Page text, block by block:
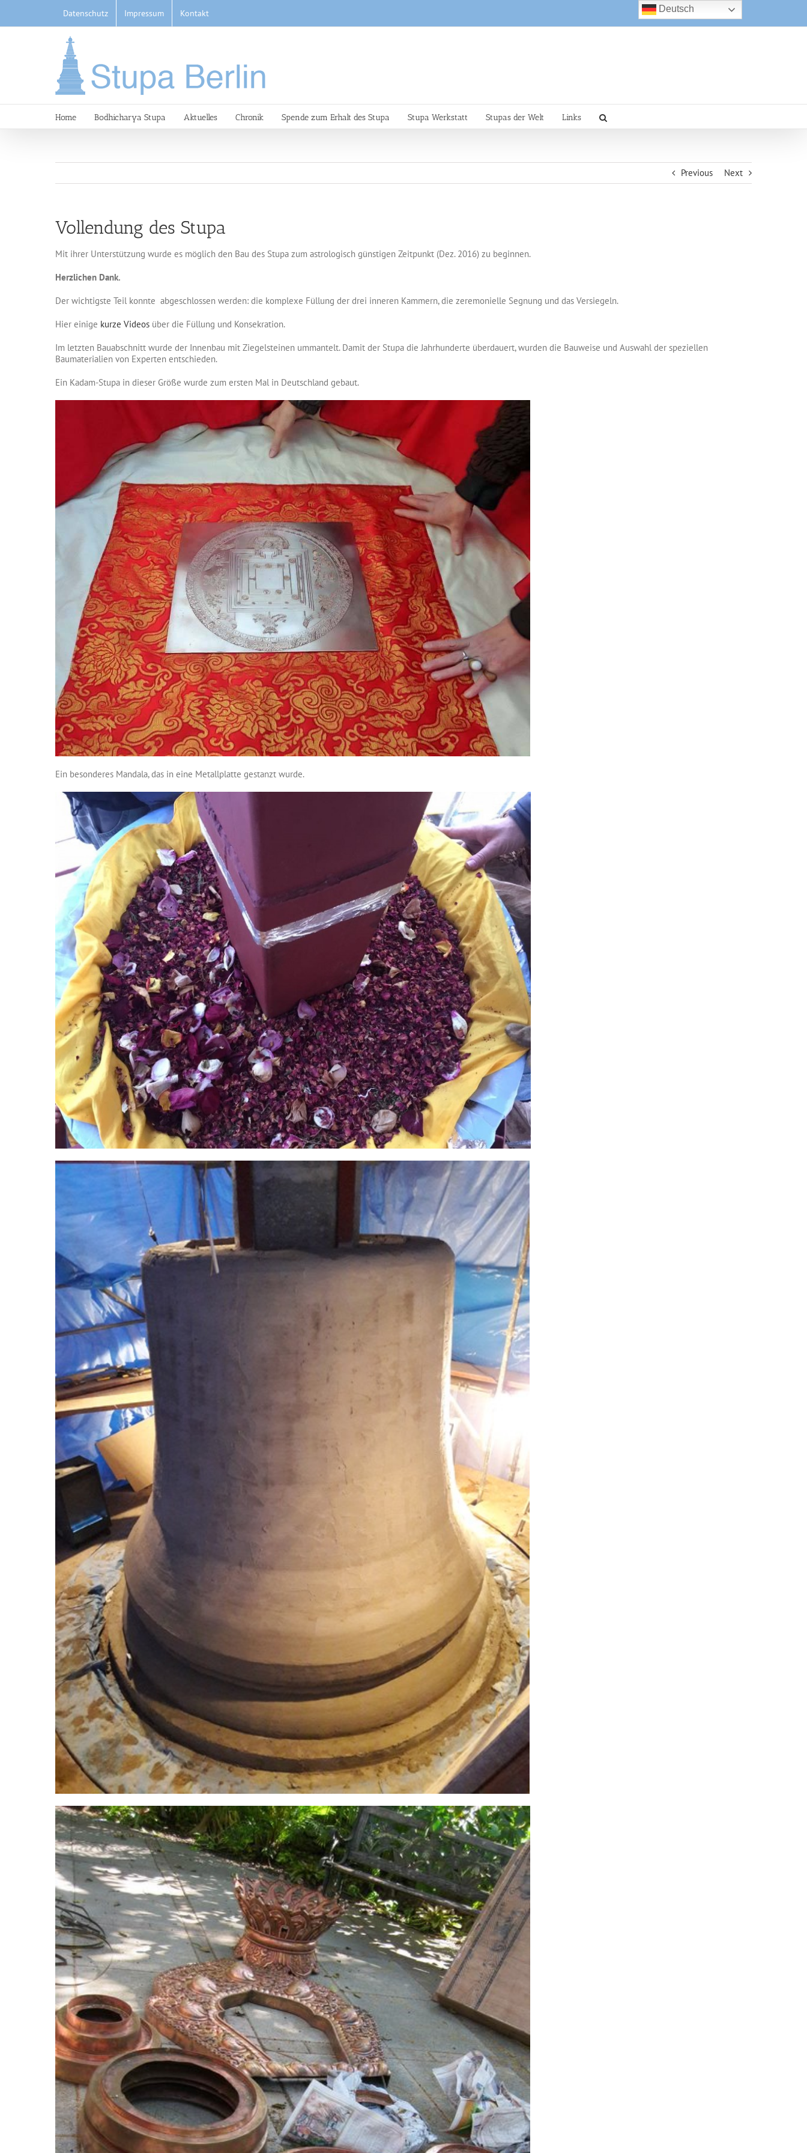
content
Datenschutz Impressum Kontakt
Home Bodhicharya Stupa Aktuelles Chronik Spende zum Erhalt des Stupa Stupa Werkstatt Stupas der Welt Links
Previous Next
Vollendung des Stupa
Mit ihrer Unterstützung wurde es möglich den Bau des Stupa zum astrologisch günstigen Zeitpunkt (Dez. 2016) zu beginnen.
Herzlichen Dank.
Der wichtigste Teil konnte abgeschlossen werden: die komplexe Füllung der drei inneren Kammern, die zeremonielle Segnung und das Versiegeln.
Hier einige kurze Videos über die Füllung und Konsekration.
Im letzten Bauabschnitt wurde der Innenbau mit Ziegelsteinen ummantelt. Damit der Stupa die Jahrhunderte überdauert, wurden die Bauweise und Auswahl der speziellen
Baumaterialien von Experten entschieden.
Ein Kadam-Stupa in dieser Größe wurde zum ersten Mal in Deutschland gebaut.
Ein besonderes Mandala, das in eine Metallplatte gestanzt wurde.
Deutsch